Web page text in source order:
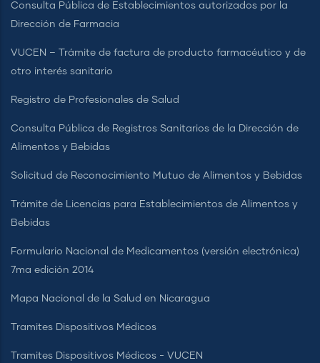
Consulta Pública de Establecimientos autorizados por la
Dirección de Farmacia
VUCEN – Trámite de factura de producto farmacéutico y de
otro interés sanitario
Registro de Profesionales de Salud
Consulta Pública de Registros Sanitarios de la Dirección de
Alimentos y Bebidas
Solicitud de Reconocimiento Mutuo de Alimentos y Bebidas
Trámite de Licencias para Establecimientos de Alimentos y
Bebidas
Formulario Nacional de Medicamentos (versión electrónica)
7ma edición 2014
Mapa Nacional de la Salud en Nicaragua
Tramites Dispositivos Médicos
Tramites Dispositivos Médicos - VUCEN